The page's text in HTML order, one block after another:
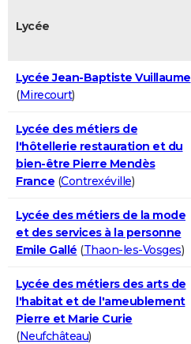
Lycée
Lycée Jean-Baptiste Vuillaume
(Mirecourt)
Lycée des métiers de
l'hôtellerie restauration et du
bien-être Pierre Mendès
France (Contrexéville)
Lycée des métiers de la mode
et des services à la personne
Emile Gallé (Thaon-les-Vosges)
Lycée des métiers des arts de
l'habitat et de l'ameublement
Pierre et Marie Curie
(Neufchâteau)